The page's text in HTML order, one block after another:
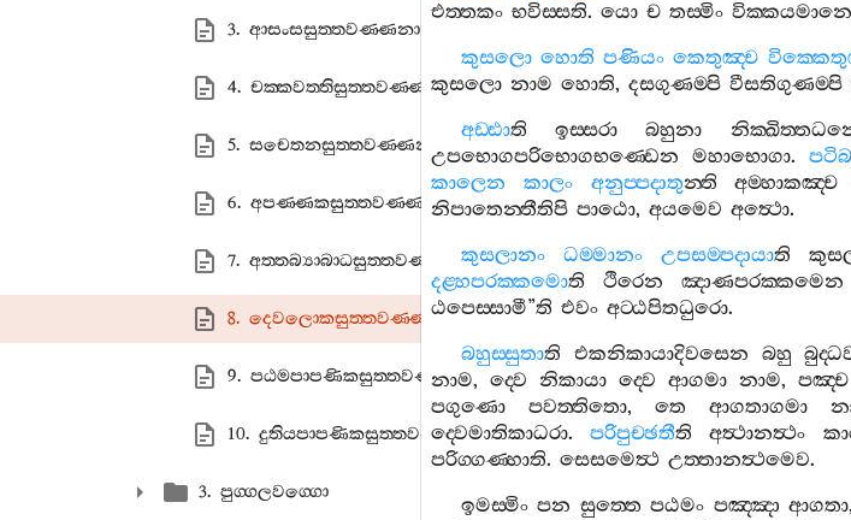
3. ආසංසසුත‍්තවණ‍්ණනා
4. චක‍්කවත‍්තිසුත‍්තවණ‍්ණනා
5. සචෙතනසුත‍්තවණ‍්ණනා
6. අපණ‍්ණකසුත‍්තවණ‍්ණනා
7. අත‍්තබ්‍යාබාධසුත‍්තවණ‍්ණනා
8. දෙවලොකසුත‍්තවණ‍්ණනා
9. පඨමපාපණිකසුත‍්තවණ‍්ණනා
10. දුතියපාපණිකසුත‍්තවණ‍්ණනා
3. පුග‍්ගලවග‍්ගො
එත‍්තකං භවිස‍්සති. යො ච තස‍්මිං වික‍්කයමානෙ
කුසලො හොති පණියං කෙතුඤ‍්ච
කුසලො නාම හොති, දසගුණම‍්පි වීසතිගුණම‍්පි
අඩ‍්ඪාති ඉස‍්සරා බහුනා
උපභොගපරිභොගභණ‍්ඩෙන
මහාභොගා.
කාලෙන
කාලං අනුප‍්පදාතුන‍්ති අම‍්හාකඤ‍්ච
නිපාතෙන‍්තීතිපි පාඨො, අයමෙව අත්‍ථො.
කුසලානං
ධම‍්මානං උපසම‍්පදායාති
දළ‍්හපරක‍්කමොති ථිරෙන ඤාණපරක‍්කමෙන
ඨපෙස‍්සාමී”ති එවං අට‍්ඨපිතධුරො.
බහුස‍්සුතාති එකනිකායාදිවසෙන බහු
නාම,ද‍්වෙ නිකායා ද‍්වෙ ආගමා නාම,පඤ‍්ච
පගුණො
පවත‍්තිතො, තෙ ආගතාගමා
ද‍්වෙමාතිකාධරා.පරිපුච‍්ඡතීති අත්‍ථානත්‍ථං
පරිග‍්ගණ‍්හාති. සෙසමෙත්‍ථ උත‍්තානත්‍ථමෙව.
ඉමස‍්මිං පන සුත‍්තෙ පඨමං පඤ‍්ඤා ආගතා,